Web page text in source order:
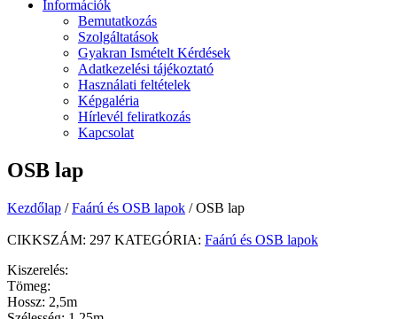
Információk
Bemutatkozás
Szolgáltatások
Gyakran Ismételt Kérdések
Adatkezelési tájékoztató
Használati feltételek
Képgaléria
Hírlevél feliratkozás
Kapcsolat
OSB lap
Kezdőlap /Faárú és OSB lapok / OSB lap
CIKKSZÁM: 297 KATEGÓRIA: Faárú és OSB lapok
Kiszerelés:
Tömeg:
Hossz: 2,5m